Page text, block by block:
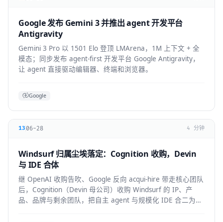
Google 发布 Gemini 3 并推出 agent 开发平台
Antigravity
Gemini 3 Pro 以 1501 Elo 登顶 LMArena，1M 上下文 + 全
模态；同步发布 agent-first 开发平台 Google Antigravity，
让 agent 直接驱动编辑器、终端和浏览器。
Google
13 06-28 4 分钟
Windsurf 归属尘埃落定：Cognition 收购，Devin
与 IDE 合体
继 OpenAI 收购告吹、Google 反向 acqui-hire 带走核心团队
后，Cognition（Devin 母公司）收购 Windsurf 的 IP、产
品、品牌与剩余团队，把自主 agent 与规模化 IDE 合二为